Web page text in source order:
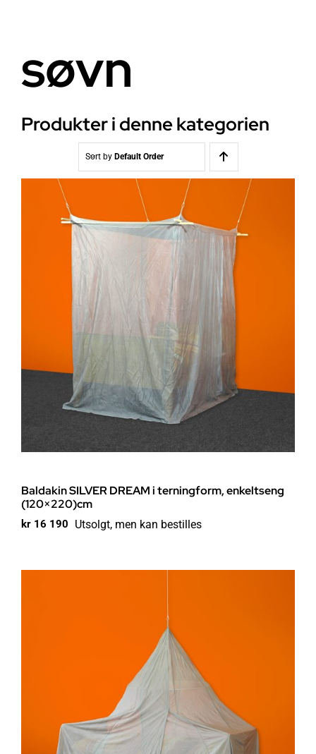
Butikk i Oslo
WooCommerce Cart
Stråling EMF
Media & Events
søvn
Produkter i denne kategorien
Sort by Default Order
Baldakin SILVER DREAM i terningform, enkeltseng
(120×220)cm
kr 16 190 Utsolgt, men kan bestilles